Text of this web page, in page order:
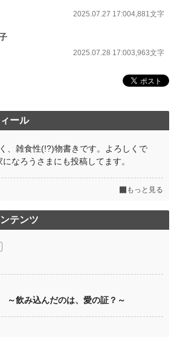
2025.07.27 17:004,881文字
2025.07.28 17:003,963文字
ール
、雑食性(!?)物書きです。よろしくで
なろうさまにも投稿してます。
もっと見る
テンツ
～飲み込んだのは、愛の証？～